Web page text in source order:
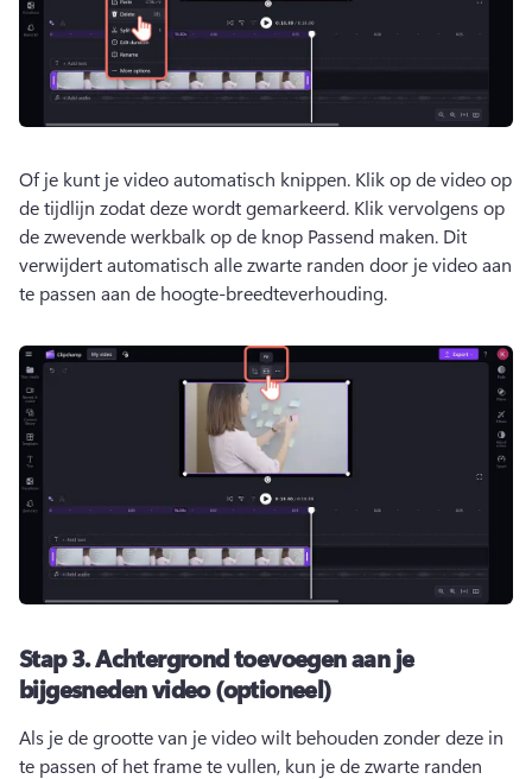
Of je kunt je video automatisch knippen. Klik op de video op
de tijdlijn zodat deze wordt gemarkeerd. Klik vervolgens op
de zwevende werkbalk op de knop Passend maken. Dit
verwijdert automatisch alle zwarte randen door je video aan
te passen aan de hoogte-breedteverhouding.
Stap 3.Achtergrond toevoegen aan je
bijgesneden video (optioneel)
Als je de grootte van je video wilt behouden zonder deze in
te passen of het frame te vullen, kun je de zwarte randen